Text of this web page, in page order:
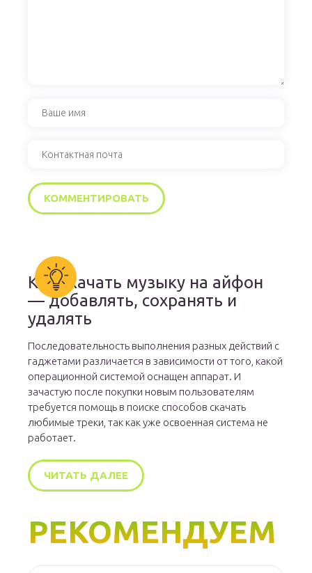
Как скачать музыку на айфон
— добавлять, сохранять и
удалять
Последовательность выполнения разных действий с
гаджетами различается в зависимости от того, какой
операционной системой оснащен аппарат. И
зачастую после покупки новым пользователям
требуется помощь в поиске способов скачать
любимые треки, так как уже освоенная система не
работает.
ЧИТАТЬ ДАЛЕЕ
РЕКОМЕНДУЕМ